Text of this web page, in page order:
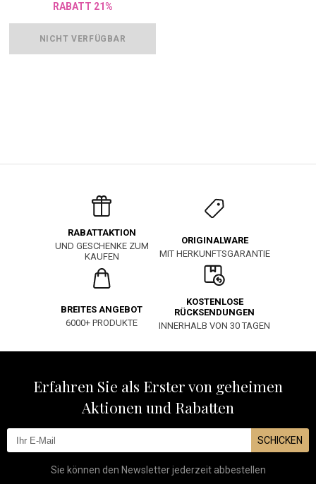
RABATT 21%
NICHT VERFÜGBAR
RABATTAKTION
UND GESCHENKE ZUM
KAUFEN
ORIGINALWARE
MIT HERKUNFTSGARANTIE
BREITES ANGEBOT
6000+ PRODUKTE
KOSTENLOSE
RÜCKSENDUNGEN
INNERHALB VON 30 TAGEN
Erfahren Sie als Erster von geheimen
Aktionen und Rabatten
SCHICKEN
Sie können den Newsletter jederzeit abbestellen